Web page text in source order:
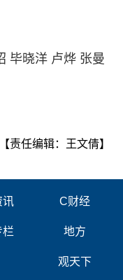
毕晓洋 卢烨 张曼
【责任编辑：王文倩】
讯 C财经
栏 地方
观天下